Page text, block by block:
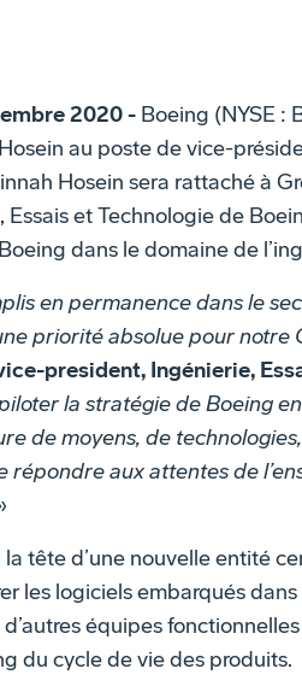
2020 - Boeing (NYSE :
au poste de vice-
Hosein sera rattaché à
et Technologie de
dans le domaine de
en permanence dans le
priorité absolue pour notre
president, Ingénierie,
la stratégie de Boeing
de moyens, de
répondre aux attentes de
tête d’une nouvelle entité
les logiciels embarqués
équipes
du cycle de vie des produits.